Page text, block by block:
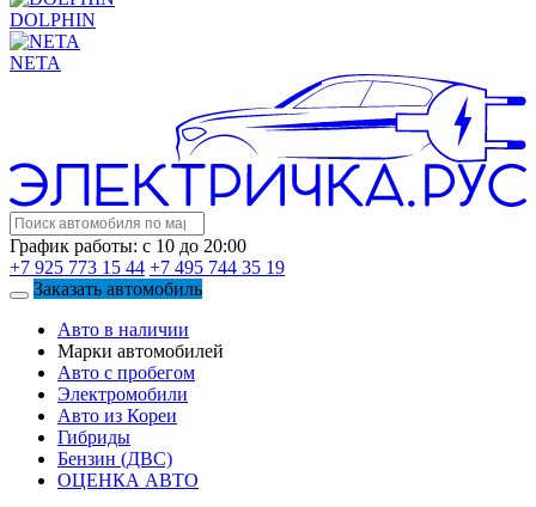
DOLPHIN
NETA
График работы: с 10 до 20:00
+7 925 773 15 44 +7 495 744 35 19
Заказать автомобиль
Авто в наличии
Марки автомобилей
Авто с пробегом
Электромобили
Авто из Кореи
Гибриды
Бензин (ДВС)
ОЦЕНКА АВТО